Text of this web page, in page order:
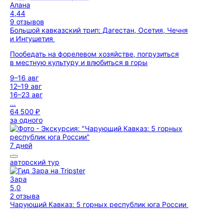
Алана
4,44
9 отзывов
Большой кавказский трип: Дагестан, Осетия, Чечня
и Ингушетия
Пообедать на форелевом хозяйстве, погрузиться
в местную культуру и влюбиться в горы
9–16 авг
12–19 авг
16–23 авг
...
64 500 ₽
за одного
7 дней
авторский тур
Зара
5,0
2 отзыва
Чарующий Кавказ: 5 горных республик юга России